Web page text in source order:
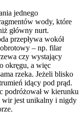
jednego
wody, które
główny nurt.
przepływa wokół
– np. filar
czy wystający
okręgu, a więc
rzeka. Jeżeli blisko
idący pod prąd.
podróżował w kierunku
wir jest unikalny i nigdy